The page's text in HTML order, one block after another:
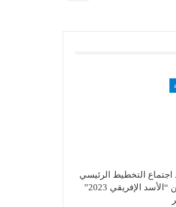
اجتماع التخطيط الرئيسي
لتمرين “الأسد الإفريقي 2023”